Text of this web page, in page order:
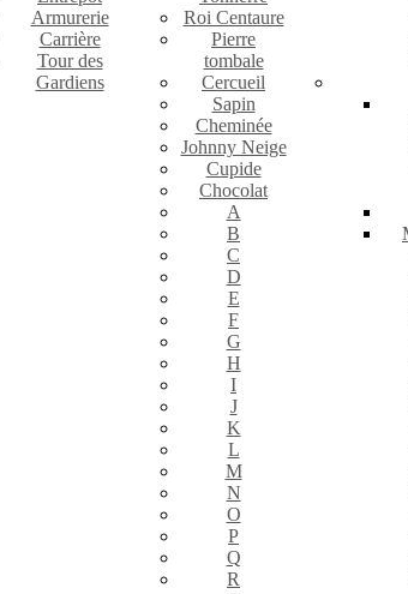
Armurerie
Carrière
Tour des
Gardiens
Roi Centaure
Pierre
tombale
Cercueil
Sapin
Cheminée
Johnny Neige
Cupide
Chocolat
A
B
C
D
E
F
G
H
I
J
K
L
M
N
O
P
Q
R